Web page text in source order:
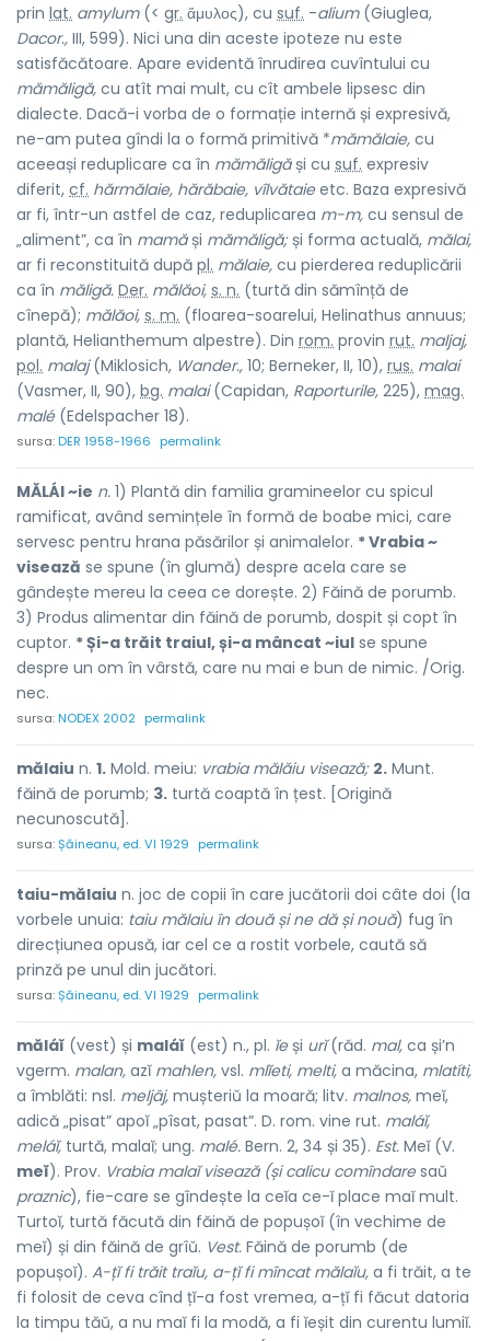
prin lat. amylum(< gr. ἄμυλος), cu suf. -alium(Giuglea,
Dacor., III, 599). Nici una din aceste ipoteze nu este
satisfăcătoare. Apare evidentă înrudirea cuvîntului cu
mămăligă, cu atît mai mult, cu cît ambele lipsesc din
dialecte. Dacă-i vorba de o formație internă și expresivă,
ne-am putea gîndi la o formă primitivă *mămălaie, cu
aceeași reduplicare ca în mămăligăși cu suf. expresiv
diferit, cf. hărmălaie, hărăbaie, vîlvătaieetc. Baza expresivă
ar fi, într-un astfel de caz, reduplicarea m-m, cu sensul de
„aliment”, ca în mamăși mămăligă;și forma actuală, mălai,
ar fi reconstituită după pl. mălaie, cu pierderea reduplicării
ca în măligă. Der. mălăoi, s. n. (turtă din sămînță de
cînepă); mălăoi, s. m. (floarea-soarelui, Helinathus annuus;
plantă, Helianthemum alpestre). Din rom. provin rut. maljaj,
pol. malaj(Miklosich, Wander., 10; Berneker, II, 10), rus. malai
(Vasmer, II, 90), bg. malai(Capidan, Raporturile, 225), mag.
malé(Edelspacher 18).
sursa:DER 1958-1966 permalink
MĂLÁI ~ie n. 1) Plantă din familia gramineelor cu spicul
ramificat, având semințele în formă de boabe mici, care
servesc pentru hrana păsărilor și animalelor. * Vrabia ~
visează se spune (în glumă) despre acela care se
gândește mereu la ceea ce dorește. 2) Făină de porumb.
3) Produs alimentar din făină de porumb, dospit și copt în
cuptor. * Și-a trăit traiul, și-a mâncat ~iul se spune
despre un om în vârstă, care nu mai e bun de nimic. /Orig.
nec.
sursa:NODEX 2002 permalink
mălaiu n. 1. Mold. meiu: vrabia mălăiu visează; 2. Munt.
făină de porumb; 3. turtă coaptă în țest. [Origină
necunoscută].
sursa:Șăineanu, ed. VI 1929 permalink
taiu-mălaiu n. joc de copii în care jucătorii doi câte doi (la
vorbele unuia: taiu mălaiu în două și ne dă și nouă) fug în
direcțiunea opusă, iar cel ce a rostit vorbele, caută să
prinză pe unul din jucători.
sursa:Șăineanu, ed. VI 1929 permalink
măláĭ (vest) și maláĭ (est) n., pl. ĭeși urĭ(răd. mal, ca și’n
vgerm. malan, azĭ mahlen, vsl. mlĭeti, melti, a măcina, mlatíti,
a îmblăti: nsl. meljâj, mușteriŭ la moară; litv. malnos, meĭ,
adică „pisat” apoĭ „pîsat, pasat”. D. rom. vine rut. maláĭ,
meláĭ, turtă, malaĭ; ung. malé. Bern. 2, 34 și 35). Est. Meĭ (V.
meĭ). Prov. Vrabia malaĭ visează (și calicu comîndaresaŭ
praznic), fie-care se gîndește la ceĭa ce-ĭ place maĭ mult.
Turtoĭ, turtă făcută din făină de popușoĭ (în vechime de
meĭ) și din făină de grîŭ. Vest. Făină de porumb (de
popușoĭ). A-țĭ fi trăit traĭu, a-țĭ fi mîncat mălaĭu, a fi trăit, a te
fi folosit de ceva cînd țĭ-a fost vremea, a-țĭ fi făcut datoria
la timpu tăŭ, a nu maĭ fi la modă, a fi ĭeșit din curentu lumiĭ.